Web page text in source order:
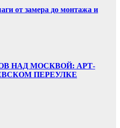
от замера до монтажа и
НАД МОСКВОЙ: АРТ-
ПЕРЕУЛКЕ